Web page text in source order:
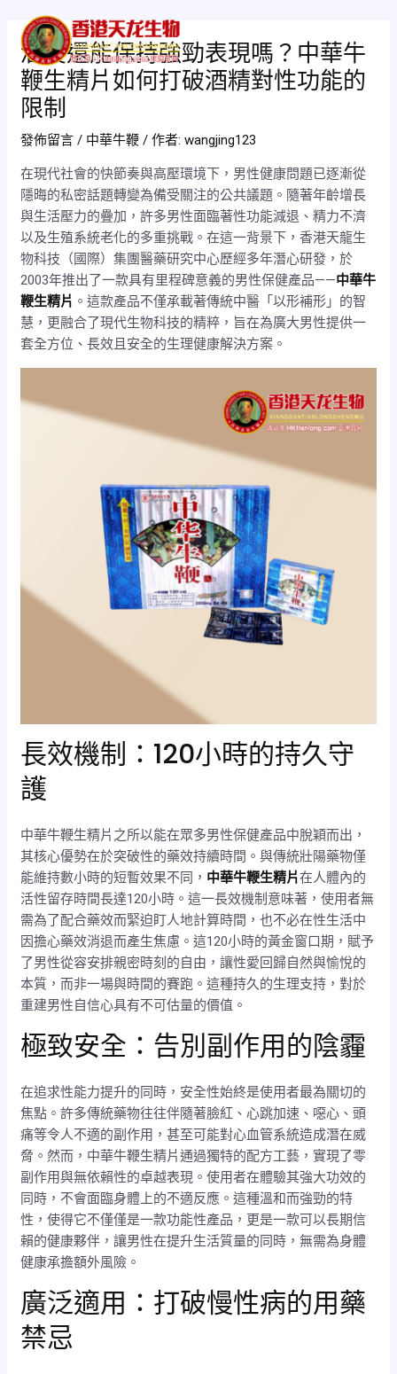
酒後還能保持強勁表現嗎？中華牛
鞭生精片如何打破酒精對性功能的
限制
發佈留言 / 中華牛鞭 / 作者:wangjing123
在現代社會的快節奏與高壓環境下，男性健康問題已逐漸從
隱晦的私密話題轉變為備受關注的公共議題。隨著年齡增長
與生活壓力的疊加，許多男性面臨著性功能減退、精力不濟
以及生殖系統老化的多重挑戰。在這一背景下，香港天龍生
物科技（國際）集團醫藥研究中心歷經多年潛心研發，於
2003年推出了一款具有里程碑意義的男性保健產品——中華牛
鞭生精片 。這款產品不僅承載著傳統中醫「以形補形」的智
慧，更融合了現代生物科技的精粹，旨在為廣大男性提供一
套全方位、長效且安全的生理健康解決方案。
長效機制：120小時的持久守
護
中華牛鞭生精片之所以能在眾多男性保健產品中脫穎而出，
其核心優勢在於突破性的藥效持續時間。與傳統壯陽藥物僅
能維持數小時的短暫效果不同， 中華牛鞭生精片在人體內的
活性留存時間長達120小時。這一長效機制意味著，使用者無
需為了配合藥效而緊迫盯人地計算時間，也不必在性生活中
因擔心藥效消退而產生焦慮。這120小時的黃金窗口期，賦予
了男性從容安排親密時刻的自由，讓性愛回歸自然與愉悅的
本質，而非一場與時間的賽跑。這種持久的生理支持，對於
重建男性自信心具有不可估量的價值。
極致安全：告別副作用的陰霾
在追求性能力提升的同時，安全性始終是使用者最為關切的
焦點。許多傳統藥物往往伴隨著臉紅、心跳加速、噁心、頭
痛等令人不適的副作用，甚至可能對心血管系統造成潛在威
脅。然而，中華牛鞭生精片通過獨特的配方工藝，實現了零
副作用與無依賴性的卓越表現。使用者在體驗其強大功效的
同時，不會面臨身體上的不適反應。這種溫和而強勁的特
性，使得它不僅僅是一款功能性產品，更是一款可以長期信
賴的健康夥伴，讓男性在提升生活質量的同時，無需為身體
健康承擔額外風險。
廣泛適用：打破慢性病的用藥
禁忌
navigation